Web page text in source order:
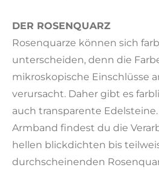
DER ROSENQUARZ
Rosenquarze können sich
unterscheiden, denn die
mikroskopische Einschlüsse
verursacht. Daher gibt es
auch transparente
Armband findest du die
hellen blickdichten bis
durchscheinenden